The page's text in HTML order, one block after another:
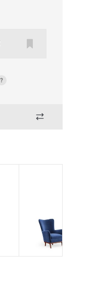
De Luxe